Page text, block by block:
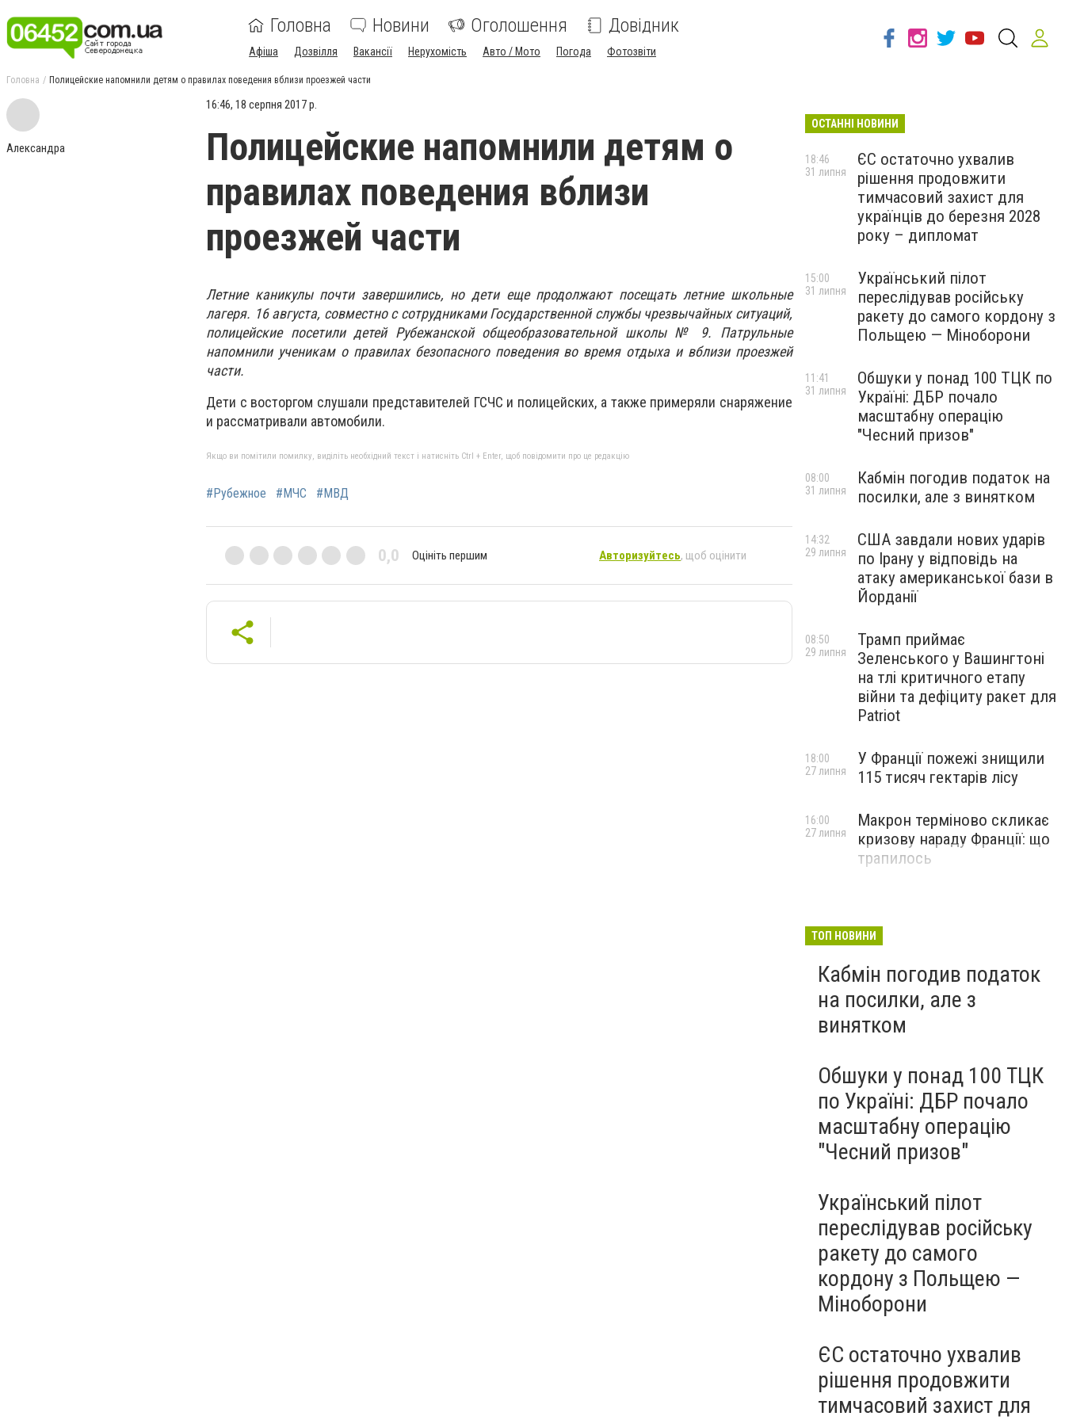
Головна Новини Оголошення Довідник
Афіша Дозвілля Вакансії Нерухомість Авто / Мото Погода Фотозвіти
Головна Полицейские напомнили детям о правилах поведения вблизи проезжей части
Александра
16:46, 18 серпня 2017 р.
Полицейские напомнили детям о
правилах поведения вблизи
проезжей части
Летние каникулы почти завершились, но дети еще продолжают посещать летние школьные
лагеря. 16 августа, совместно с сотрудниками Государственной службы чрезвычайных ситуаций,
полицейские посетили детей Рубежанской общеобразовательной школы № 9. Патрульные
напомнили ученикам о правилах безопасного поведения во время отдыха и вблизи проезжей
части.
Дети с восторгом слушали представителей ГСЧС и полицейских, а также примеряли снаряжение
и рассматривали автомобили.
Якщо ви помітили помилку, виділіть необхідний текст і натисніть Ctrl + Enter, щоб повідомити про це редакцію
#Рубежное #МЧС #МВД
0,0 Оцініть першим Авторизуйтесь, щоб оцінити
ОСТАННІ НОВИНИ
ЄС остаточно ухвалив
рішення продовжити
тимчасовий захист для
українців до березня 2028
року – дипломат
18:46
31 липня
Український пілот
переслідував російську
ракету до самого кордону з
Польщею — Міноборони
15:00
31 липня
Обшуки у понад 100 ТЦК по
Україні: ДБР почало
масштабну операцію
"Чесний призов"
11:41
31 липня
Кабмін погодив податок на
посилки, але з винятком
08:00
31 липня
США завдали нових ударів
по Ірану у відповідь на
атаку американської бази в
Йорданії
14:32
29 липня
Трамп приймає
Зеленського у Вашингтоні
на тлі критичного етапу
війни та дефіциту ракет для
Patriot
08:50
29 липня
У Франції пожежі знищили
115 тисяч гектарів лісу
18:00
27 липня
Макрон терміново скликає
кризову нараду Франції: що
трапилось
16:00
27 липня
ТОП НОВИНИ
Кабмін погодив податок
на посилки, але з
винятком
Обшуки у понад 100 ТЦК
по Україні: ДБР почало
масштабну операцію
"Чесний призов"
Український пілот
переслідував російську
ракету до самого
кордону з Польщею —
Міноборони
ЄС остаточно ухвалив
рішення продовжити
тимчасовий захист для